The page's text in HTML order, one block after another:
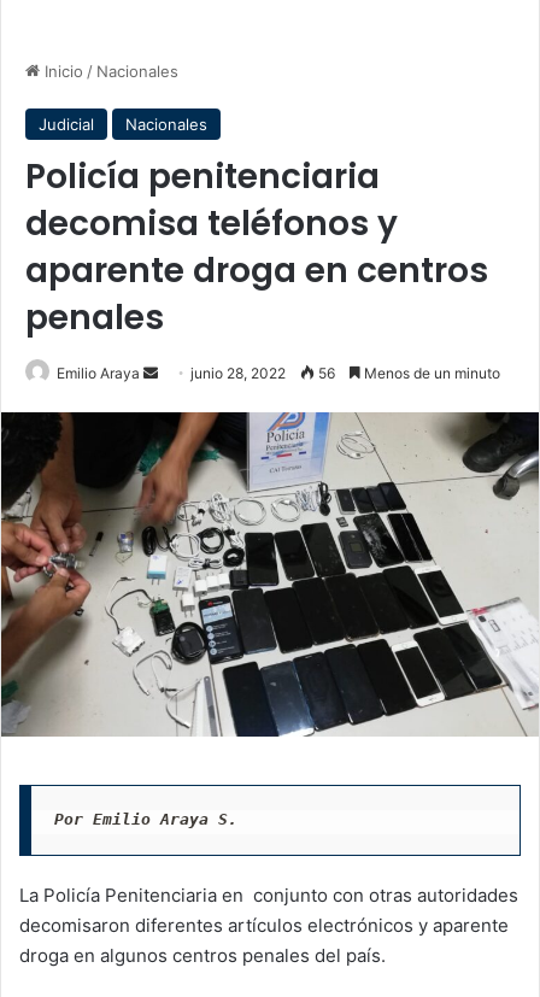
Inicio / Nacionales
Judicial Nacionales
Policía penitenciaria
decomisa teléfonos y
aparente droga en centros
penales
Emilio Araya
Send
email
junio 28, 2022 56 Menos de un minuto
Por Emilio Araya S.
La Policía Penitenciaria en conjunto con otras autoridades
decomisaron diferentes artículos electrónicos y aparente
droga en algunos centros penales del país.